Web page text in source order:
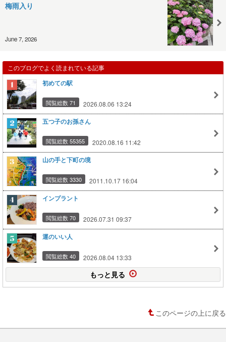
梅雨入り
June 7, 2026
このブログでよく読まれている記事
初めての駅
閲覧総数 71 2026.08.06 13:24
五つ子のお孫さん
閲覧総数 55355 2020.08.16 11:42
山の手と下町の境
閲覧総数 3330 2011.10.17 16:04
インプラント
閲覧総数 70 2026.07.31 09:37
運のいい人
閲覧総数 40 2026.08.04 13:33
もっと見る
このページの上に戻る